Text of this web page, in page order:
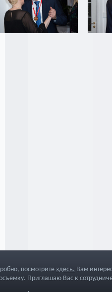
посмотрите здесь. Вам
Приглашаю Вас к